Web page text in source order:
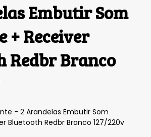
Embutir Som
+ Receiver
Redbr Branco
- 2 Arandelas Embutir Som
Bluetooth Redbr Branco 127/220v